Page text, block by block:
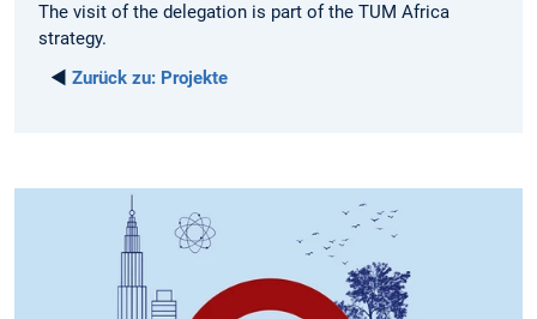
The visit of the delegation is part of the TUM Africa
strategy.
◄ Zurück zu: Projekte